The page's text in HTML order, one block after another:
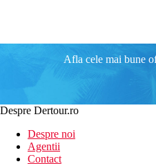
Afla cele mai bune
Despre Dertour.ro
Despre noi
Agentii
Contact